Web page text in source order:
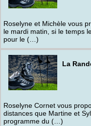
Roselyne et Michèle vous
le mardi matin, si le temps
pour le (…)
La
Roselyne Cornet vous
distances que Martine et
programme du (…)